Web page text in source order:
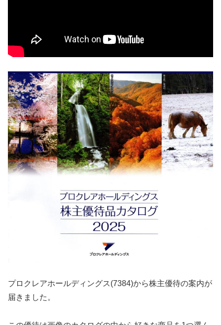
プロクレアホールディングス(7384)から株主優待の案内が
届きました。